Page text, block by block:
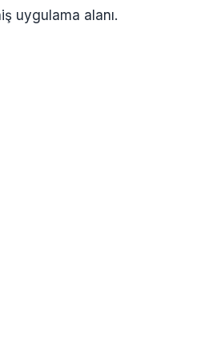
uygulama alanı.